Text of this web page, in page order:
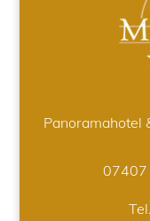
Panoramahotel
07407